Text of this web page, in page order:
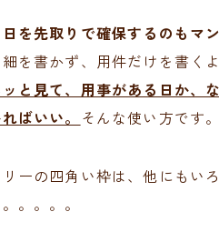
を先取りで確保するのもマ
細を書かず、用件だけを書く
と見て、用事がある日か、
ばいい。 そんな使い方です。
ーの四角い枠は、他にもい
。。。。